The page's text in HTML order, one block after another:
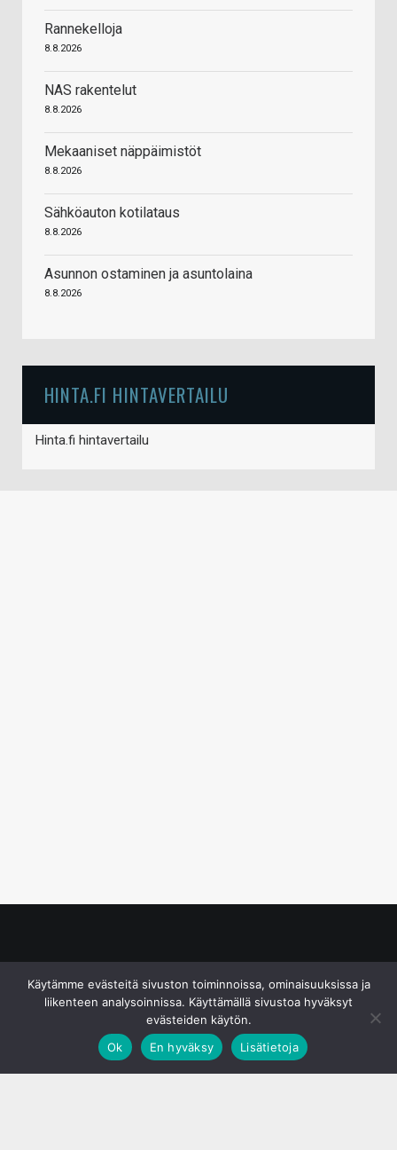
Rannekelloja
8.8.2026
NAS rakentelut
8.8.2026
Mekaaniset näppäimistöt
8.8.2026
Sähköauton kotilataus
8.8.2026
Asunnon ostaminen ja asuntolaina
8.8.2026
HINTA.FI HINTAVERTAILU
Hinta.fi hintavertailu
Käytämme evästeitä sivuston toiminnoissa, ominaisuuksissa ja
liikenteen analysoinnissa. Käyttämällä sivustoa hyväksyt
evästeiden käytön.
Ok
En hyväksy Lisätietoja